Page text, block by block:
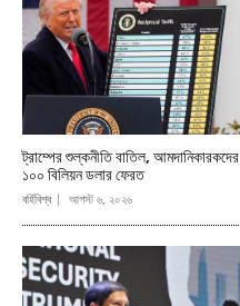
ট্রাম্পের শুল্কনীতি বাতিল, আমদানিকারকদের
১০০ বিলিয়ন ডলার ফেরত
বর্হিবিশ্ব আগস্ট ৬, ২০২৬